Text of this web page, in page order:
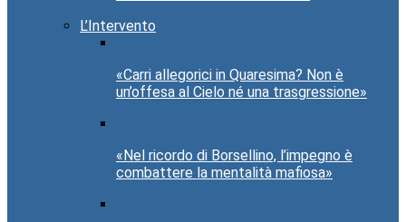
L’Intervento
«Carri allegorici in Quaresima? Non è
un’offesa al Cielo né una trasgressione»
«Nel ricordo di Borsellino, l’impegno è
combattere la mentalità mafiosa»